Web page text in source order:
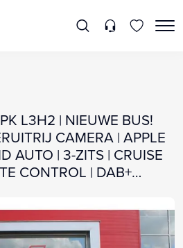
L3H2 | NIEUWE BUS!
CAMERA | APPLE
AUTO | 3-ZITS | CRUISE
CONTROL | DAB+